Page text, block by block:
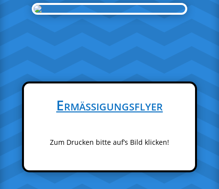
Ermäßigungsflyer
Zum Drucken bitte auf’s Bild klicken!